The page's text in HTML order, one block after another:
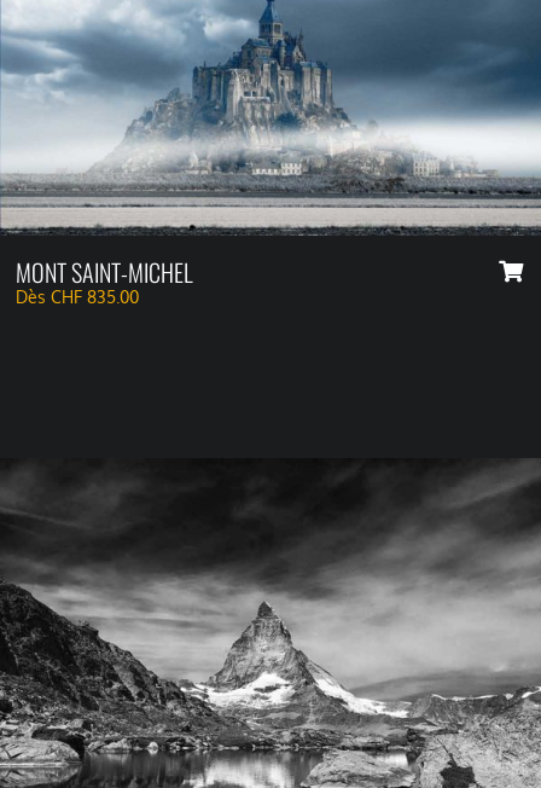
MONT SAINT-MICHEL
DèsCHF 835.00